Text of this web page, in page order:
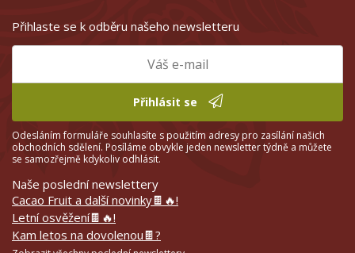
Přihlaste se k odběru našeho newsletteru
Přihlásit se
Odesláním formuláře souhlasíte s použitím adresy pro zasílání našich
obchodních sdělení. Posíláme obvykle jeden newsletter týdně a můžete
se samozřejmě kdykoliv odhlásit.
Naše poslední newslettery
Cacao Fruit a další novinky🍫🔥!
Letní osvěžení🍫🔥!
Kam letos na dovolenou🍫?